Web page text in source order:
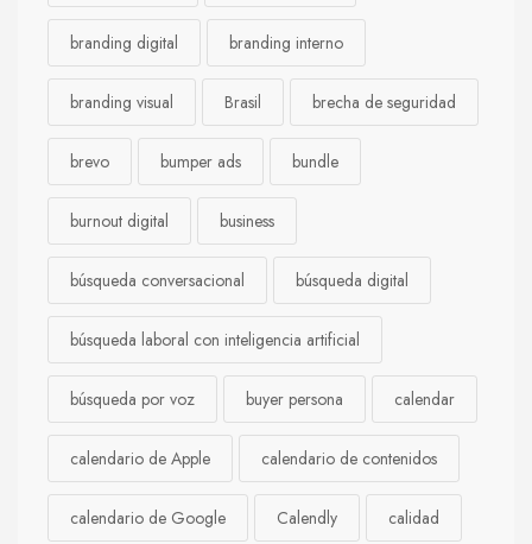
branding digital branding interno
branding visual Brasil brecha de seguridad
brevo bumper ads bundle
burnout digital business
búsqueda conversacional búsqueda digital
búsqueda laboral con inteligencia artificial
búsqueda por voz buyer persona calendar
calendario de Apple calendario de contenidos
calendario de Google Calendly calidad